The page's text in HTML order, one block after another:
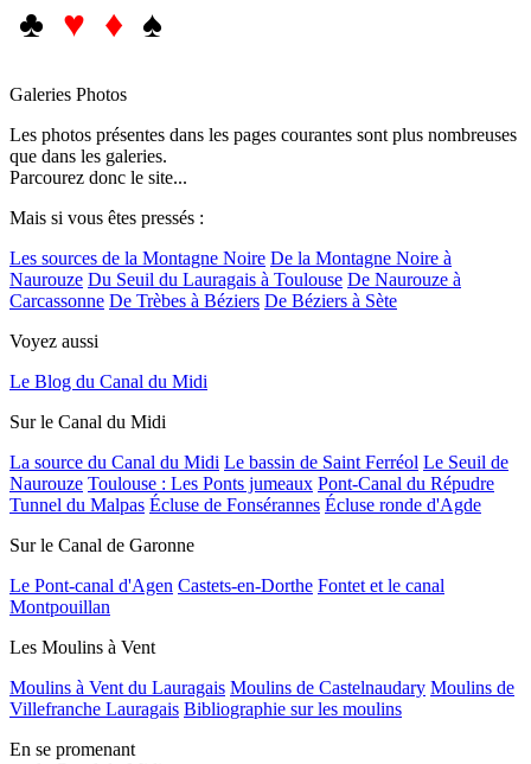
♣ ♥ ♦ ♠
Galeries Photos
Les photos présentes dans les pages courantes sont plus nombreuses
que dans les galeries.
Parcourez donc le site...
Mais si vous êtes pressés :
Les sources de la Montagne Noire De la Montagne Noire à
Naurouze Du Seuil du Lauragais à Toulouse De Naurouze à
Carcassonne De Trèbes à Béziers De Béziers à Sète
Voyez aussi
Le Blog du Canal du Midi
Sur le Canal du Midi
La source du Canal du Midi Le bassin de Saint Ferréol Le Seuil de
Naurouze Toulouse : Les Ponts jumeaux Pont-Canal du Répudre
Tunnel du Malpas Écluse de Fonsérannes Écluse ronde d'Agde
Sur le Canal de Garonne
Le Pont-canal d'Agen Castets-en-Dorthe Fontet et le canal
Montpouillan
Les Moulins à Vent
Moulins à Vent du Lauragais Moulins de Castelnaudary Moulins de
Villefranche Lauragais Bibliographie sur les moulins
En se promenant